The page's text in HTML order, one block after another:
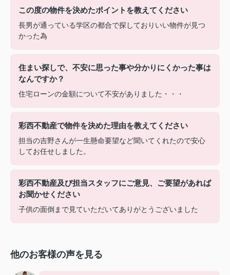
この度の物件を決めたポイントを教えてください
長男が通っている学区の都合で探しておりいい物件が見つ
かった為
住まい探しで、不安に思った事や分かりにくかった事は
なんですか？
住宅ローンの金額について不安がありました・・・
彩西不動産で物件を決めた理由を教えてください
担当の吉野さんが一生懸命要望など聞いてくれたので安心
してお任せしました。
彩西不動産及び担当スタッフにご意見、ご要望があれば
お聞かせください
子供の面倒まで見ていただいてありがとうございました
他のお客様の声を見る